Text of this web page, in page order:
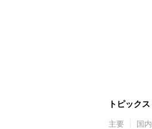
トピックス
主要 国内